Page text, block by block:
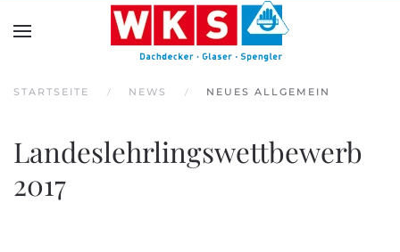
STARTSEITE NEWS NEUES ALLGEMEIN
Landeslehrlingswettbewerb
2017